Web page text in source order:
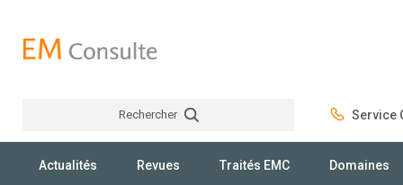
Rechercher Service
Actualités Revues Traités EMC Domaines